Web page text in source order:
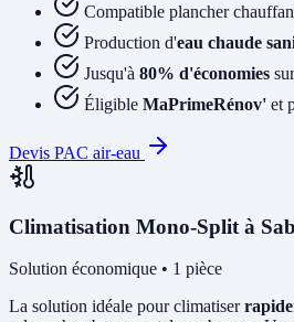
Compatible plancher
Production d'eau chaude
Jusqu'à 80% d'économies
Éligible MaPrimeRénov' et
Devis PAC air-eau
Climatisation Mono-Split à
Solution économique • 1 pièce
La solution idéale pour climatiser